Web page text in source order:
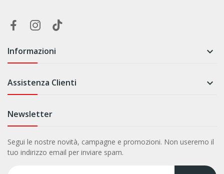
Informazioni 
Assistenza Clienti 
Newsletter
Segui le nostre novità, campagne e promozioni. Non useremo il
tuo indirizzo email per inviare spam.